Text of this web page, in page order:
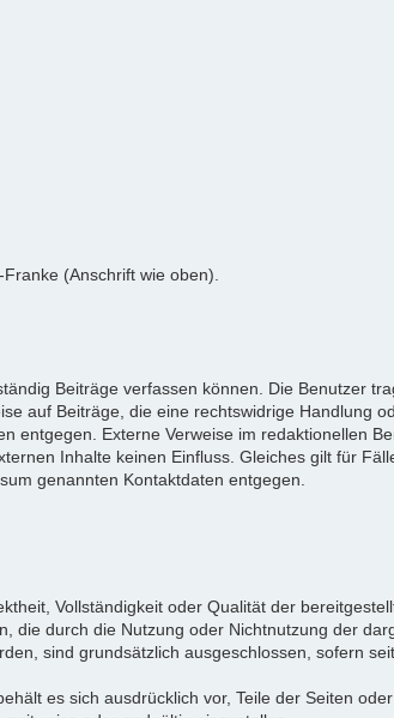
(Anschrift wie oben).
Beiträge verfassen können. Die Benutzer
auf Beiträge, die eine rechtswidrige Handlung
entgegen. Externe Verweise im redaktionellen
Inhalte keinen Einfluss. Gleiches gilt für
genannten Kontaktdaten entgegen.
Vollständigkeit oder Qualität der
die durch die Nutzung oder Nichtnutzung der
sind grundsätzlich ausgeschlossen, sofern
es sich ausdrücklich vor, Teile der Seiten